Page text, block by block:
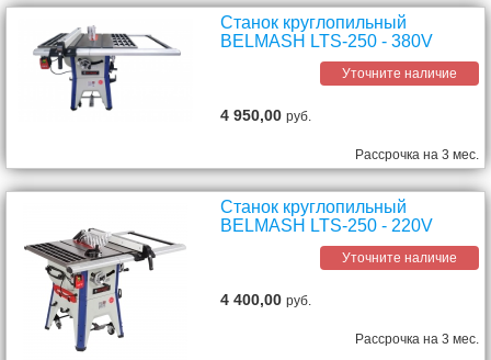
Станок круглопильный
BELMASH LTS-250 - 380V
Уточните наличие
4 950,00руб.
Рассрочка на 3 мес.
Станок круглопильный
BELMASH LTS-250 - 220V
Уточните наличие
4 400,00руб.
Рассрочка на 3 мес.